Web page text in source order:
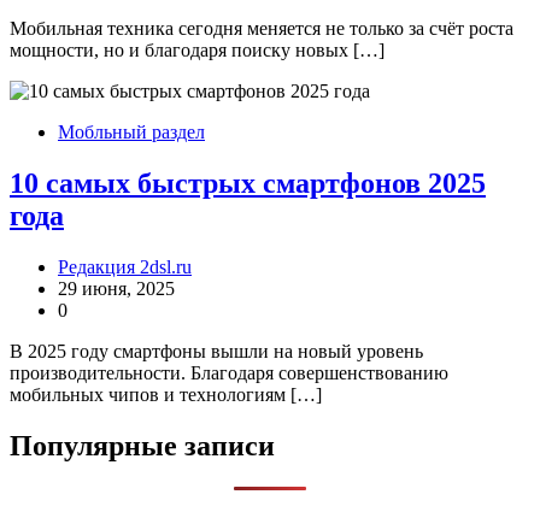
Мобильная техника сегодня меняется не только за счёт роста
мощности, но и благодаря поиску новых […]
Мобльный раздел
10 самых быстрых смартфонов 2025
года
Редакция 2dsl.ru
29 июня, 2025
0
В 2025 году смартфоны вышли на новый уровень
производительности. Благодаря совершенствованию
мобильных чипов и технологиям […]
Популярные записи